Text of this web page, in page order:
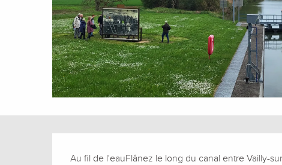
Description
Au fil de l'eauFlânez le long du canal entre Vailly-